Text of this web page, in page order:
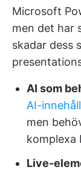
Microsoft
men det har
skadar dess
AI som
AI-
men
komplexa
Live-